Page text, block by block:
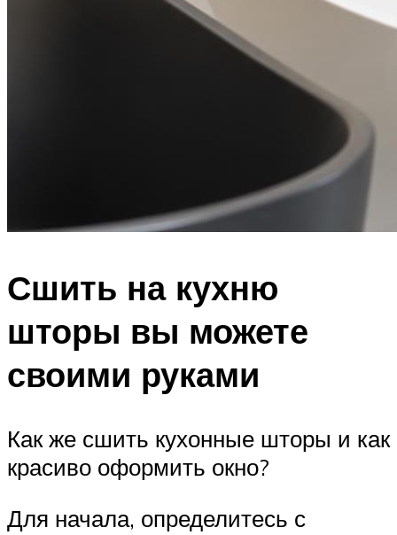
Сшить на кухню
шторы вы можете
своими руками
Как же сшить кухонные шторы и как
красиво оформить окно?
Для начала, определитесь с